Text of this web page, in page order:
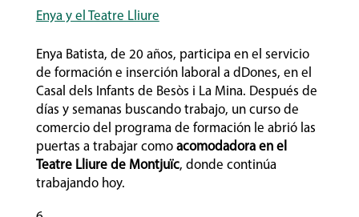
Enya y el Teatre Lliure
Enya Batista, de 20 años, participa en el servicio
de formación e inserción laboral a dDones, en el
Casal dels Infants de Besòs i La Mina. Después de
días y semanas buscando trabajo, un curso de
comercio del programa de formación le abrió las
puertas a trabajar como acomodadora en el
Teatre Lliure de Montjuïc, donde continúa
trabajando hoy.